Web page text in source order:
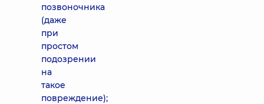
позвоночника
(даже
при
простом
подозрении
на
такое
повреждение);